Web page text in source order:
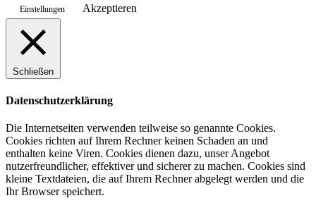
Einstellungen Akzeptieren
Schließen
Datenschutzerklärung
Die Internetseiten verwenden teilweise so genannte Cookies.
Cookies richten auf Ihrem Rechner keinen Schaden an und
enthalten keine Viren. Cookies dienen dazu, unser Angebot
nutzerfreundlicher, effektiver und sicherer zu machen. Cookies sind
kleine Textdateien, die auf Ihrem Rechner abgelegt werden und die
Ihr Browser speichert.